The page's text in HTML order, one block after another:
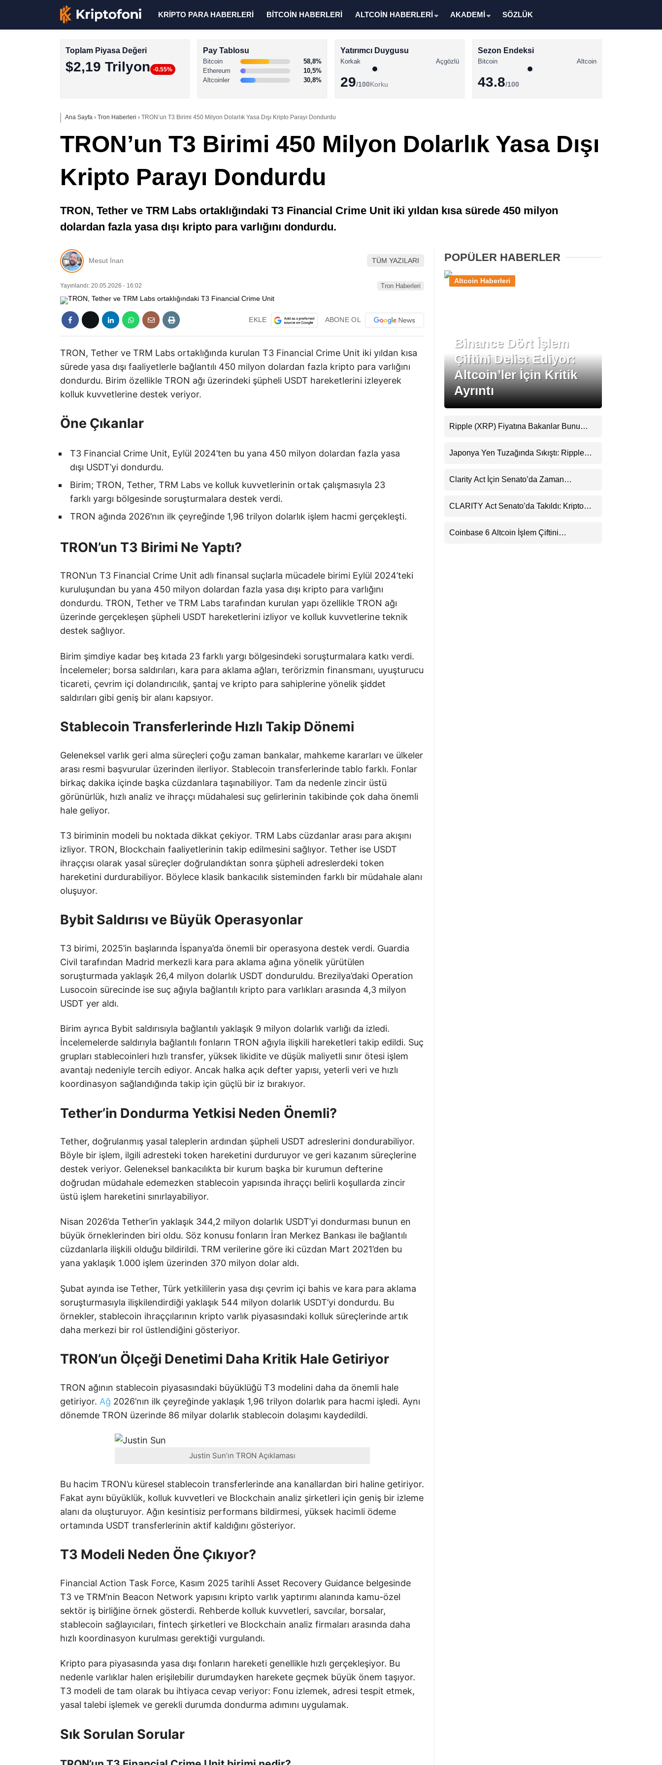
Altcoin Haberleri
KRİPTO PARA HABERLERİ BİTCOİN HABERLERİ ALTCOİN HABERLERİ AKADEMİ SÖZLÜK
Toplam Piyasa Değeri
$2,19 Trilyon -0.55%
Pay Tablosu
Bitcoin
58,8%
Ethereum
10,5%
Altcoinler
30,8%
Yatırımcı Duygusu
Korkak Açgözlü
29/100Korku
Sezon Endeksi
Bitcoin Altcoin
43.8/100
Ana Sayfa › Tron Haberleri › TRON’un T3 Birimi 450 Milyon Dolarlık Yasa Dışı Kripto Parayı Dondurdu
TRON’un T3 Birimi 450 Milyon Dolarlık Yasa Dışı
Kripto Parayı Dondurdu
TRON, Tether ve TRM Labs ortaklığındaki T3 Financial Crime Unit iki yıldan kısa sürede 450 milyon
dolardan fazla yasa dışı kripto para varlığını dondurdu.
Mesut İnan TÜM YAZILARI
Yayınlandı: 20.05.2026 - 16:02 Tron Haberleri
EKLE ABONE OL
TRON, Tether ve TRM Labs ortaklığında kurulan T3 Financial Crime Unit iki yıldan kısa
sürede yasa dışı faaliyetlerle bağlantılı 450 milyon dolardan fazla kripto para varlığını
dondurdu. Birim özellikle TRON ağı üzerindeki şüpheli USDT hareketlerini izleyerek
kolluk kuvvetlerine destek veriyor.
Öne Çıkanlar
T3 Financial Crime Unit, Eylül 2024’ten bu yana 450 milyon dolardan fazla yasa
dışı USDT’yi dondurdu.
Birim; TRON, Tether, TRM Labs ve kolluk kuvvetlerinin ortak çalışmasıyla 23
farklı yargı bölgesinde soruşturmalara destek verdi.
TRON ağında 2026’nın ilk çeyreğinde 1,96 trilyon dolarlık işlem hacmi gerçekleşti.
TRON’un T3 Birimi Ne Yaptı?
TRON’un T3 Financial Crime Unit adlı finansal suçlarla mücadele birimi Eylül 2024’teki
kuruluşundan bu yana 450 milyon dolardan fazla yasa dışı kripto para varlığını
dondurdu. TRON, Tether ve TRM Labs tarafından kurulan yapı özellikle TRON ağı
üzerinde gerçekleşen şüpheli USDT hareketlerini izliyor ve kolluk kuvvetlerine teknik
destek sağlıyor.
Birim şimdiye kadar beş kıtada 23 farklı yargı bölgesindeki soruşturmalara katkı verdi.
İncelemeler; borsa saldırıları, kara para aklama ağları, terörizmin finansmanı, uyuşturucu
ticareti, çevrim içi dolandırıcılık, şantaj ve kripto para sahiplerine yönelik şiddet
saldırıları gibi geniş bir alanı kapsıyor.
Stablecoin Transferlerinde Hızlı Takip Dönemi
Geleneksel varlık geri alma süreçleri çoğu zaman bankalar, mahkeme kararları ve ülkeler
arası resmi başvurular üzerinden ilerliyor. Stablecoin transferlerinde tablo farklı. Fonlar
birkaç dakika içinde başka cüzdanlara taşınabiliyor. Tam da nedenle zincir üstü
görünürlük, hızlı analiz ve ihraççı müdahalesi suç gelirlerinin takibinde çok daha önemli
hale geliyor.
T3 biriminin modeli bu noktada dikkat çekiyor. TRM Labs cüzdanlar arası para akışını
izliyor. TRON, Blockchain faaliyetlerinin takip edilmesini sağlıyor. Tether ise USDT
ihraççısı olarak yasal süreçler doğrulandıktan sonra şüpheli adreslerdeki token
hareketini durdurabiliyor. Böylece klasik bankacılık sisteminden farklı bir müdahale alanı
oluşuyor.
Bybit Saldırısı ve Büyük Operasyonlar
T3 birimi, 2025’in başlarında İspanya’da önemli bir operasyona destek verdi. Guardia
Civil tarafından Madrid merkezli kara para aklama ağına yönelik yürütülen
soruşturmada yaklaşık 26,4 milyon dolarlık USDT donduruldu. Brezilya’daki Operation
Lusocoin sürecinde ise suç ağıyla bağlantılı kripto para varlıkları arasında 4,3 milyon
USDT yer aldı.
Birim ayrıca Bybit saldırısıyla bağlantılı yaklaşık 9 milyon dolarlık varlığı da izledi.
İncelemelerde saldırıyla bağlantılı fonların TRON ağıyla ilişkili hareketleri takip edildi. Suç
grupları stablecoinleri hızlı transfer, yüksek likidite ve düşük maliyetli sınır ötesi işlem
avantajı nedeniyle tercih ediyor. Ancak halka açık defter yapısı, yeterli veri ve hızlı
koordinasyon sağlandığında takip için güçlü bir iz bırakıyor.
Tether’in Dondurma Yetkisi Neden Önemli?
Tether, doğrulanmış yasal taleplerin ardından şüpheli USDT adreslerini dondurabiliyor.
Böyle bir işlem, ilgili adresteki token hareketini durduruyor ve geri kazanım süreçlerine
destek veriyor. Geleneksel bankacılıkta bir kurum başka bir kurumun defterine
doğrudan müdahale edemezken stablecoin yapısında ihraççı belirli koşullarda zincir
üstü işlem hareketini sınırlayabiliyor.
Nisan 2026’da Tether’in yaklaşık 344,2 milyon dolarlık USDT’yi dondurması bunun en
büyük örneklerinden biri oldu. Söz konusu fonların İran Merkez Bankası ile bağlantılı
cüzdanlarla ilişkili olduğu bildirildi. TRM verilerine göre iki cüzdan Mart 2021’den bu
yana yaklaşık 1.000 işlem üzerinden 370 milyon dolar aldı.
Şubat ayında ise Tether, Türk yetkililerin yasa dışı çevrim içi bahis ve kara para aklama
soruşturmasıyla ilişkilendirdiği yaklaşık 544 milyon dolarlık USDT’yi dondurdu. Bu
örnekler, stablecoin ihraççılarının kripto varlık piyasasındaki kolluk süreçlerinde artık
daha merkezi bir rol üstlendiğini gösteriyor.
TRON’un Ölçeği Denetimi Daha Kritik Hale Getiriyor
TRON ağının stablecoin piyasasındaki büyüklüğü T3 modelini daha da önemli hale
getiriyor. Ağ 2026’nın ilk çeyreğinde yaklaşık 1,96 trilyon dolarlık para hacmi işledi. Aynı
dönemde TRON üzerinde 86 milyar dolarlık stablecoin dolaşımı kaydedildi.
Justin Sun’ın TRON Açıklaması
Bu hacim TRON’u küresel stablecoin transferlerinde ana kanallardan biri haline getiriyor.
Fakat aynı büyüklük, kolluk kuvvetleri ve Blockchain analiz şirketleri için geniş bir izleme
alanı da oluşturuyor. Ağın kesintisiz performans bildirmesi, yüksek hacimli ödeme
ortamında USDT transferlerinin aktif kaldığını gösteriyor.
T3 Modeli Neden Öne Çıkıyor?
Financial Action Task Force, Kasım 2025 tarihli Asset Recovery Guidance belgesinde
T3 ve TRM’nin Beacon Network yapısını kripto varlık yaptırımı alanında kamu-özel
sektör iş birliğine örnek gösterdi. Rehberde kolluk kuvvetleri, savcılar, borsalar,
stablecoin sağlayıcıları, fintech şirketleri ve Blockchain analiz firmaları arasında daha
hızlı koordinasyon kurulması gerektiği vurgulandı.
Kripto para piyasasında yasa dışı fonların hareketi genellikle hızlı gerçekleşiyor. Bu
nedenle varlıklar halen erişilebilir durumdayken harekete geçmek büyük önem taşıyor.
T3 modeli de tam olarak bu ihtiyaca cevap veriyor: Fonu izlemek, adresi tespit etmek,
yasal talebi işlemek ve gerekli durumda dondurma adımını uygulamak.
Sık Sorulan Sorular
POPÜLER HABERLER
Binance Dört İşlem
Çiftini Delist Ediyor:
Altcoin’ler İçin Kritik
Ayrıntı
Altcoin Haberleri
Ripple (XRP) Fiyatına Bakanlar Bunu
Uyarı
Japonya Yen Tuzağında Sıkıştı: Ripple
Clarity Act İçin Senato’da Zaman
CLARITY Act Senato’da Takıldı: Kripto
Coinbase 6 Altcoin İşlem Çiftini